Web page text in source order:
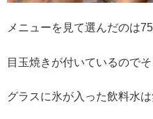
メニューを見て選んだのは
目玉焼きが付いているので
グラスに氷が入った飲料水は